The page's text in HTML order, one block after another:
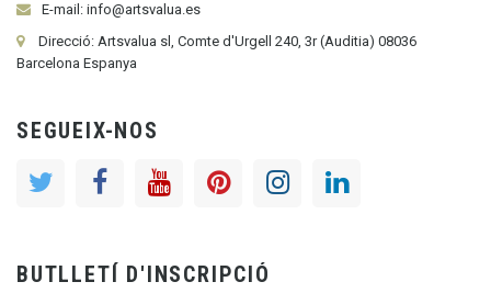
E-mail: info@artsvalua.es
Direcció: Artsvalua sl, Comte d'Urgell 240, 3r (Auditia) 08036
Barcelona Espanya
SEGUEIX-NOS
BUTLLETÍ D'INSCRIPCIÓ